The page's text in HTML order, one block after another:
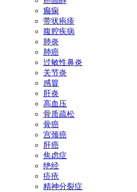
癫痫
带状疱疹
腹腔疾病
肺炎
肺癌
过敏性鼻炎
关节炎
感冒
肝炎
高血压
骨质疏松
骨癌
宫颈癌
肝癌
焦虑症
绝经
疥疮
精神分裂症